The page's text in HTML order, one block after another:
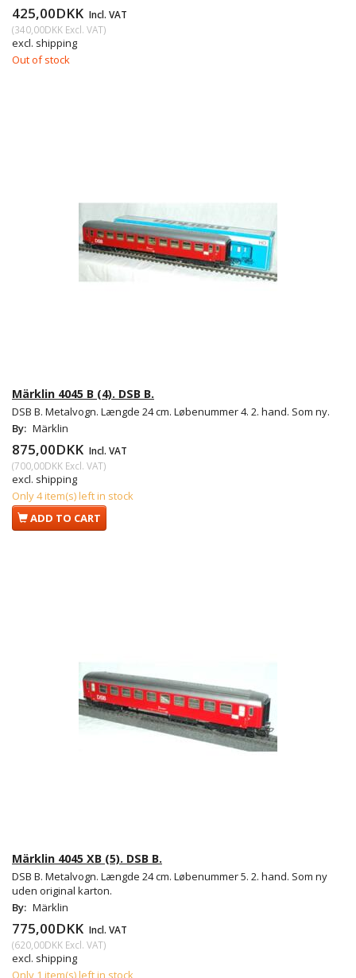
425,00DKK Incl. VAT
(340,00DKK Excl. VAT)
excl. shipping
Out of stock
Märklin 4045 B (4). DSB B.
DSB B. Metalvogn. Længde 24 cm. Løbenummer 4. 2. hand. Som ny.
By: Märklin
875,00DKK Incl. VAT
(700,00DKK Excl. VAT)
excl. shipping
Only 4 item(s) left in stock
ADD TO CART
Märklin 4045 XB (5). DSB B.
DSB B. Metalvogn. Længde 24 cm. Løbenummer 5. 2. hand. Som ny
uden original karton.
By: Märklin
775,00DKK Incl. VAT
(620,00DKK Excl. VAT)
excl. shipping
Only 1 item(s) left in stock